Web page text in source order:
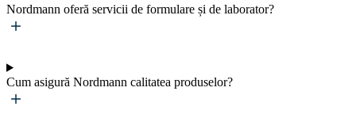
Nordmann oferă servicii de formulare și de laborator?
Cum asigură Nordmann calitatea produselor?